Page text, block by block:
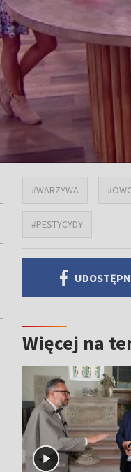
#WARZYWA
#PESTYCYDY
Więcej na